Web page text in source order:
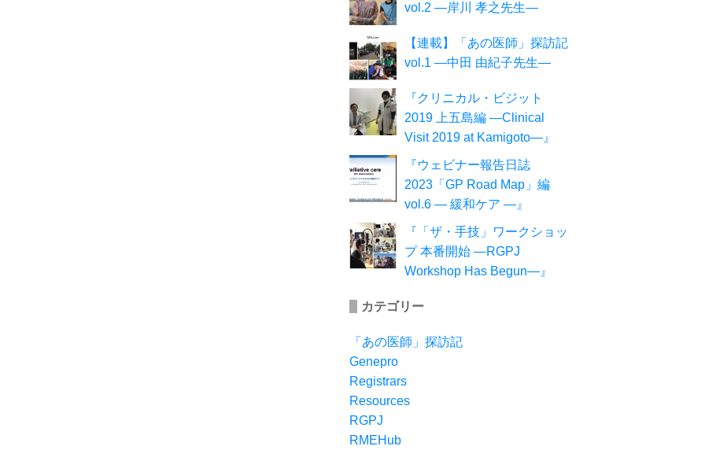
vol.2 ―岸川 孝之先生―
【連載】「あの医師」探訪記
vol.1 ―中田 由紀子先生―
『クリニカル・ビジット
2019 上五島編 ―Clinical
Visit 2019 at Kamigoto―』
『ウェビナー報告日誌
2023「GP Road Map」編
vol.6 ― 緩和ケア ―』
『「ザ・手技」ワークショッ
プ 本番開始 ―RGPJ
Workshop Has Begun―』
カテゴリー
「あの医師」探訪記
Genepro
Registrars
Resources
RGPJ
RMEHub